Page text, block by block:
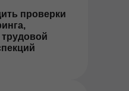
проверки